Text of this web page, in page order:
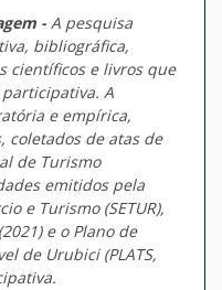
- A pesquisa
bibliográfica,
científicos e livros que
A
e empírica,
coletados de atas de
de Turismo
emitidos pela
e Turismo (SETUR),
e o Plano de
de Urubici (PLATS,